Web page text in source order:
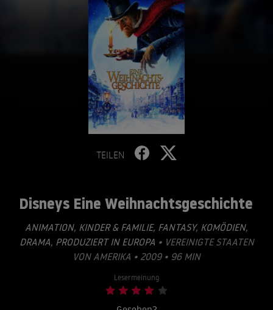
TEILEN
Disneys Eine Weihnachtsgeschichte
ANIMATION, KINDER & FAMILIE, FANTASY, KOMÖDIEN,
DRAMA, PRODUZIERT IN EUROPA • VEREINIGTE STAATEN
VON AMERIKA • 2009 • 96 MIN
Lesermeinung